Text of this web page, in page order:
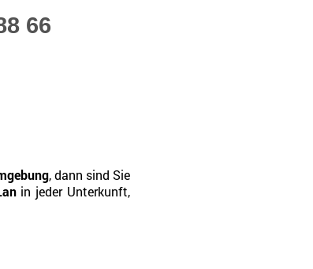
66
, dann sind Sie
in jeder Unterkunft,